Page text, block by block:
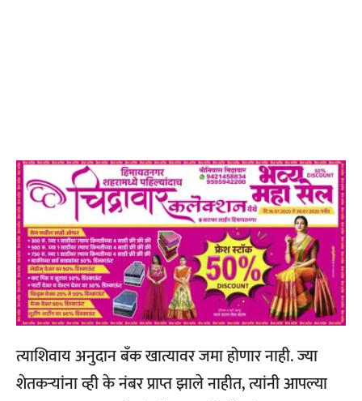
त्याशिवाय अनुदान बँक खात्यावर जमा होणार नाही. ज्या
शेतकऱ्यांना व्ही के नंबर प्राप्त झाले नाहीत, त्यांनी आपल्या